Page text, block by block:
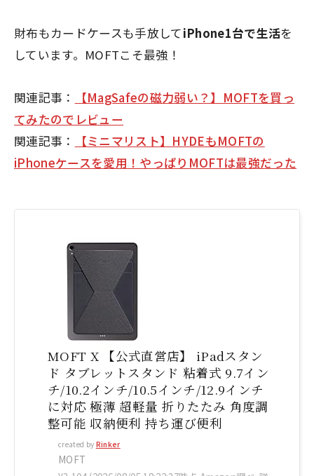
財布もカードケースも手放してiPhone1台で生活を
しています。MOFTこそ最強！
関連記事：
【MagSafeの磁力弱い？】MOFTを買っ
てみたのでレビュー
関連記事：
【ミニマリスト】HYDEもMOFTの
iPhoneケースを愛用！やっぱりMOFTは最強だった
MOFT X 【公式直営店】 iPadスタン
ド タブレットスタンド 粘着式 9.7イン
チ/10.2インチ/10.5インチ/12.9インチ
に対応 極薄 超軽量 折りたたみ 角度調
整可能 収納便利 持ち運び便利
created by Rinker
MOFT